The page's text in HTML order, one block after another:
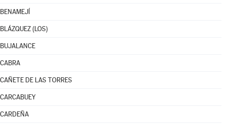
BENAMEJÍ
BLÁZQUEZ (LOS)
BUJALANCE
CABRA
CAÑETE DE LAS TORRES
CARCABUEY
CARDEÑA